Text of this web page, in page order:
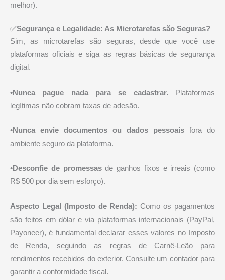
melhor).
✅Segurança e Legalidade: As Microtarefas são Seguras?
Sim, as microtarefas são seguras, desde que você use
plataformas oficiais e siga as regras básicas de segurança
digital.
•Nunca pague nada para se cadastrar. Plataformas
legítimas não cobram taxas de adesão.
•Nunca envie documentos ou dados pessoais fora do
ambiente seguro da plataforma.
•Desconfie de promessasde ganhos fixos e irreais (como
R$ 500 por dia sem esforço).
Aspecto Legal (Imposto de Renda): Como os pagamentos
são feitos em dólar e via plataformas internacionais (PayPal,
Payoneer), é fundamental declarar esses valores no Imposto
de Renda, seguindo as regras de Carnê-Leão para
rendimentos recebidos do exterior. Consulte um contador para
garantir a conformidade fiscal.